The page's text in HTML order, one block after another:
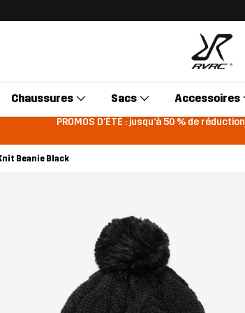
Chaussures Sacs Accessoires
PROMOS D'ÉTÉ : jusqu’à 50 % de réduction
Beanie Black